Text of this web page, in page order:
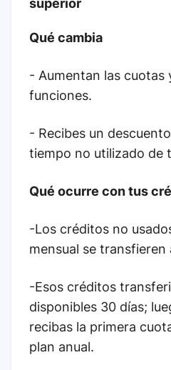
superior
Qué cambia
- Aumentan las cuotas
funciones.
- Recibes un
tiempo no utilizado de
Qué ocurre con tus
-Los créditos no
mensual se transfieren
-Esos créditos
disponibles 30 días;
recibas la primera
plan anual.